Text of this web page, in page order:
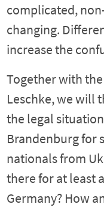
complicated,
changing.
increase the
Together with
Leschke, we will
the legal
Brandenburg for
nationals from
there for at least
Germany? How